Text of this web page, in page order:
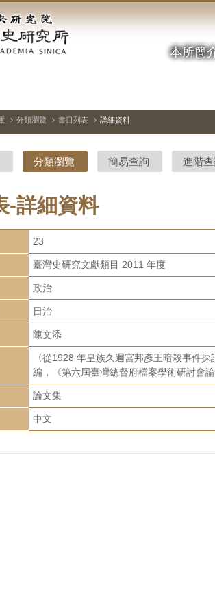
本所簡
分類瀏覽 書目列表 詳細資料
分類瀏覽 簡易查詢 進階
-詳細資料
23
臺灣史研究文獻類目 2011 年度
政治
日治
陳文添
〈從1928 年皇族久邇宮邦彥王暗殺事件
編，《第六屆臺灣總督府檔案學術研討會
論文集
中文